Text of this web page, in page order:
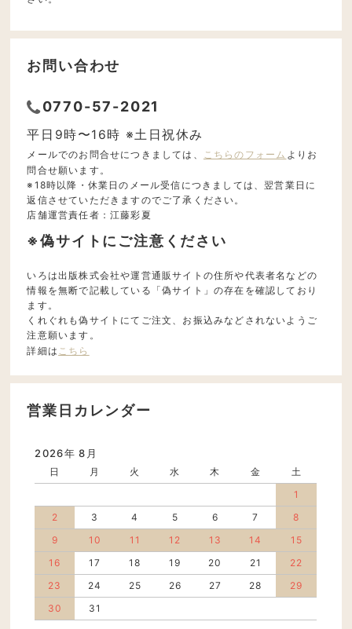
お問い合わせ
0770-57-2021
平日9時〜16時 ※土日祝休み
メールでのお問合せにつきましては、 こちらのフォーム よりお
問合せ願います。
※18時以降・休業日のメール受信につきましては、翌営業日に
返信させていただきますのでご了承ください。
店舗運営責任者：江藤彩夏
※偽サイトにご注意ください
いろは出版株式会社や運営通販サイトの住所や代表者名などの
情報を無断で記載している「偽サイト」の存在を確認しており
ます。
くれぐれも偽サイトにてご注文、お振込みなどされないようご
注意願います。
詳細は こちら
営業日カレンダー
2026年 8月
日 月 火 水 木 金
土
1
2
3 4 5 6 7
8
9
10 11 12 13 14
15
16
17 18 19 20 21
22
23
24 25 26 27 28
29
30
31